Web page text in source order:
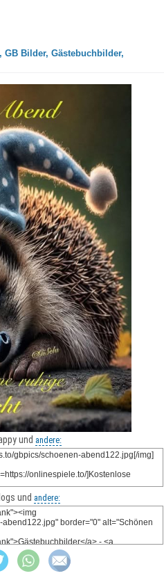
GB Bilder, Gästebuchbilder,
und andere:
und andere: